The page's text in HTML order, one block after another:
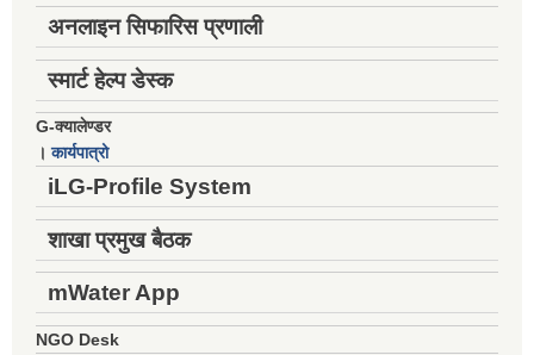
अनलाइन सिफारिस प्रणाली
स्मार्ट हेल्प डेस्क
G-क्यालेण्डर
।कार्यपात्रो
iLG-Profile System
शाखा प्रमुख बैठक
mWater App
NGO Desk